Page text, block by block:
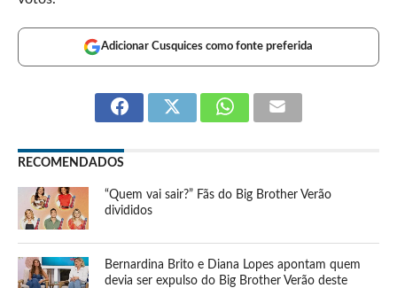
Adicionar Cusquices como fonte preferida
RECOMENDADOS
“Quem vai sair?” Fãs do Big Brother Verão
divididos
Bernardina Brito e Diana Lopes apontam quem
devia ser expulso do Big Brother Verão deste